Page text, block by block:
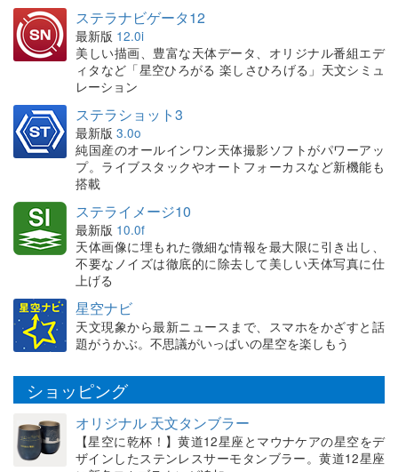
ステラナビゲータ12
最新版 12.0i
美しい描画、豊富な天体データ、オリジナル番組エデ
ィタなど「星空ひろがる 楽しさひろげる」天文シミュ
レーション
ステラショット3
最新版 3.0o
純国産のオールインワン天体撮影ソフトがパワーアッ
プ。ライブスタックやオートフォーカスなど新機能も
搭載
ステライメージ10
最新版 10.0f
天体画像に埋もれた微細な情報を最大限に引き出し、
不要なノイズは徹底的に除去して美しい天体写真に仕
上げる
星空ナビ
天文現象から最新ニュースまで、スマホをかざすと話
題がうかぶ。不思議がいっぱいの星空を楽しもう
ショッピング
オリジナル 天文タンブラー
【星空に乾杯！】黄道12星座とマウナケアの星空をデ
ザインしたステンレスサーモタンブラー。黄道12星座